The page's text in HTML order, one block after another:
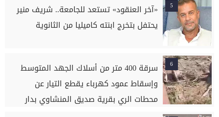
5
«آخر العنقود» تستعد للجامعة.. شريف منير
يحتفل بتخرج ابنته كاميليا من الثانوية
6
سرقة 400 متر من أسلاك الجهد المتوسط
وإسقاط عمود كهرباء يقطع التيار عن
محطات الري بقرية صديق المنشاوي بدار